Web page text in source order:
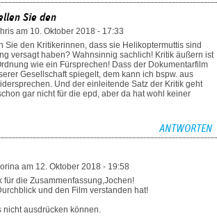
Sie den
am 10. Oktober 2018 - 17:33
Sie den Kritikerinnen, dass sie Helikoptermuttis sind
versagt haben? Wahnsinnig sachlich! Kritik äußern ist
wie ein Fürsprechen! Dass der Dokumentarfilm
Gesellschaft spiegelt, dem kann ich bspw. aus
Und der einleitende Satz der Kritik geht
gar nicht für die epd, aber da hat wohl keiner
ANTWORTEN
am 12. Oktober 2018 - 19:58
für die Zusammenfassung,Jochen!
und den Film verstanden hat!
nicht ausdrücken können.